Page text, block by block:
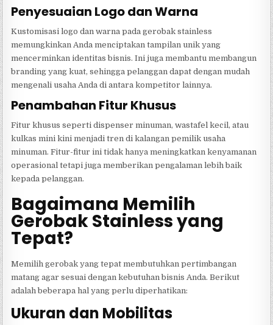
Penyesuaian Logo dan Warna
Kustomisasi logo dan warna pada gerobak stainless
memungkinkan Anda menciptakan tampilan unik yang
mencerminkan identitas bisnis. Ini juga membantu membangun
branding yang kuat, sehingga pelanggan dapat dengan mudah
mengenali usaha Anda di antara kompetitor lainnya.
Penambahan Fitur Khusus
Fitur khusus seperti dispenser minuman, wastafel kecil, atau
kulkas mini kini menjadi tren di kalangan pemilik usaha
minuman. Fitur-fitur ini tidak hanya meningkatkan kenyamanan
operasional tetapi juga memberikan pengalaman lebih baik
kepada pelanggan.
Bagaimana Memilih
Gerobak Stainless yang
Tepat?
Memilih gerobak yang tepat membutuhkan pertimbangan
matang agar sesuai dengan kebutuhan bisnis Anda. Berikut
adalah beberapa hal yang perlu diperhatikan:
Ukuran dan Mobilitas